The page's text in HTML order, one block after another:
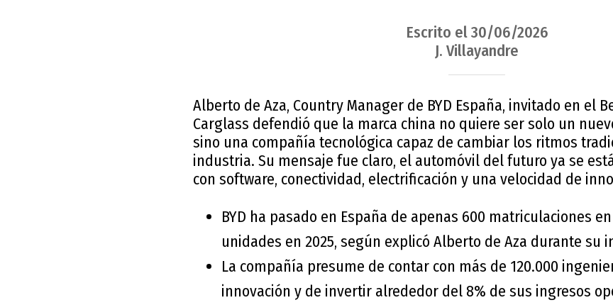
Escrito el 30/06/2026
J. Villayandre
Alberto de Aza, Country Manager de BYD España, invitado en el
Carglass defendió que la marca china no quiere ser solo un
sino una compañía tecnológica capaz de cambiar los ritmos
industria. Su mensaje fue claro, el automóvil del futuro ya se
con software, conectividad, electrificación y una velocidad de
BYD ha pasado en España de apenas 600 matriculaciones
unidades en 2025, según explicó Alberto de Aza durante su
La compañía presume de contar con más de 120.000
innovación y de invertir alrededor del 8% de sus ingresos